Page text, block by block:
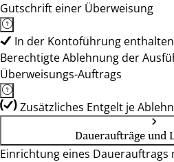
Gutschrift einer Überweisung
In der Kontoführung enthalten
Berechtigte Ablehnung der
Überweisungs-Auftrags
Zusätzliches Entgelt je
Daueraufträge und
Einrichtung eines Dauerauftrags